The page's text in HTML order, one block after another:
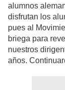
alumnos
disfrutan los
pues al
briega para
nuestros
años.